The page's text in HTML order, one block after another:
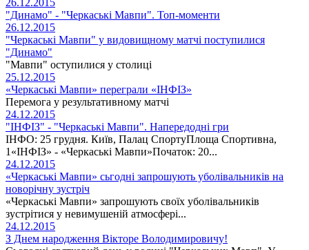
"Динамо" - "Черкаські Мавпи". Топ-моменти
26.12.2015
"Черкаські Мавпи" у видовищному матчі поступилися
"Динамо"
"Мавпи" оступилися у столиці
25.12.2015
«Черкаські Мавпи» переграли «ІНФІЗ»
Перемога у результативному матчі
24.12.2015
"ІНФІЗ" - "Черкаські Мавпи". Напередодні гри
ІНФО: 25 грудня. Київ, Палац СпортуПлоща Спортивна,
1«ІНФІЗ» - «Черкаські Мавпи»Початок: 20...
24.12.2015
«Черкаські Мавпи» сьгоднi запрошують уболівальників на
новорічну зустріч
«Черкаські Мавпи» запрошують своїх уболівальників
зустрітися у невимушеній атмосфері...
24.12.2015
З Днем народження Вікторе Володимировичу!